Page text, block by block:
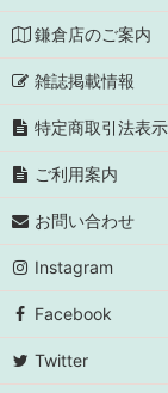
鎌倉店のご案内
雑誌掲載情報
特定商取引法表示
ご利用案内
お問い合わせ
Instagram
Facebook
Twitter